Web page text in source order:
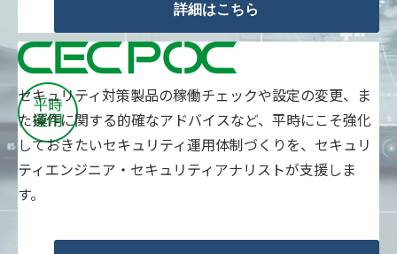
詳細はこちら
セキュリティ対策製品の稼働チェックや設定の変更、ま
た操作に関する的確なアドバイスなど、平時にこそ強化
しておきたいセキュリティ運用体制づくりを、セキュリ
ティエンジニア・セキュリティアナリストが支援しま
す。